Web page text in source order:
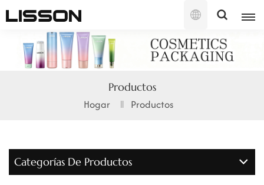
Español
English
français
español
português
Productos
Hogar Productos
Categorías De Productos